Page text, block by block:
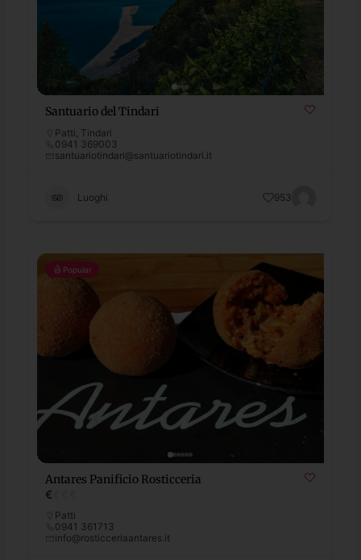
Santuario del Tindari
Patti Tindari
0941 369003
santuariotindari@santuariotindari.it
Luoghi 953
Popular
Antares Panificio Rosticceria
€
Patti
0941 361713
info@rosticceriaantares.it